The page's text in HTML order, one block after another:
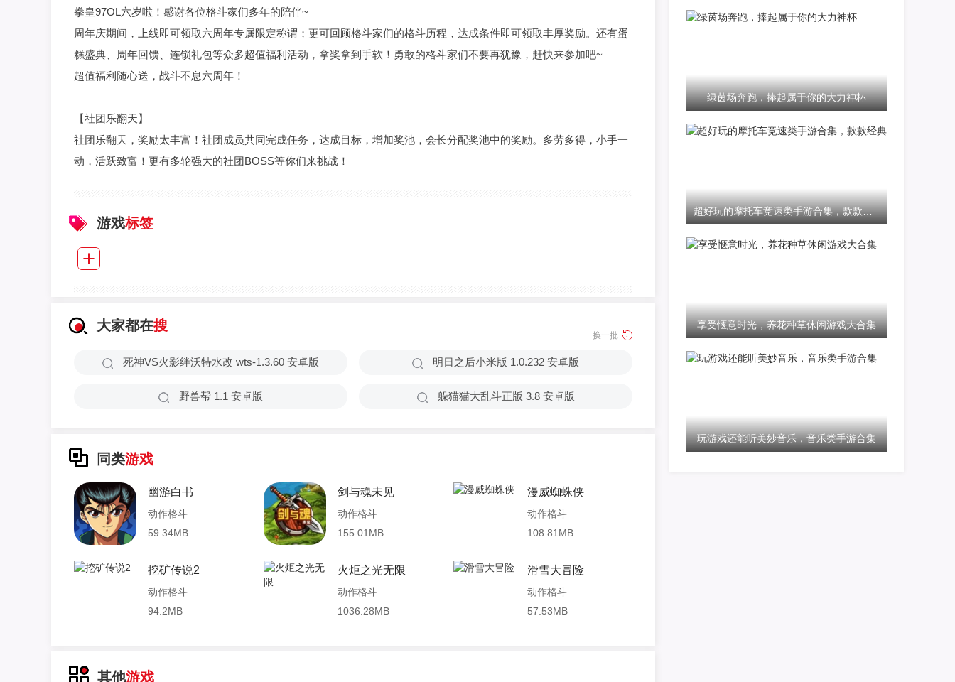
拳皇97OL六岁啦！感谢各位格斗家们多年的陪伴~
周年庆期间，上线即可领取六周年专属限定称谓；更可回顾格斗家们的格斗历程，达成条件即可领取丰厚奖励。还有蛋
糕盛典、周年回馈、连锁礼包等众多超值福利活动，拿奖拿到手软！勇敢的格斗家们不要再犹豫，赶快来参加吧~
超值福利随心送，战斗不息六周年！
【社团乐翻天】
社团乐翻天，奖励太丰富！社团成员共同完成任务，达成目标，增加奖池，会长分配奖池中的奖励。多劳多得，小手一
动，活跃致富！更有多轮强大的社团BOSS等你们来挑战！
游戏标签
大家都在搜
换一批
死神VS火影绊沃特水改 wts-1.3.60 安卓版 明日之后小米版 1.0.232 安卓版
野兽帮 1.1 安卓版 躲猫猫大乱斗正版 3.8 安卓版
同类游戏
幽游白书
动作格斗
59.34MB
剑与魂未见
动作格斗
155.01MB
漫威蜘蛛侠
动作格斗
108.81MB
挖矿传说2
动作格斗
94.2MB
火炬之光无限
动作格斗
1036.28MB
滑雪大冒险
动作格斗
57.53MB
其他游戏
绿茵场奔跑，捧起属于你的大力神杯
超好玩的摩托车竞速类手游合集，款款经典
享受惬意时光，养花种草休闲游戏大合集
玩游戏还能听美妙音乐，音乐类手游合集